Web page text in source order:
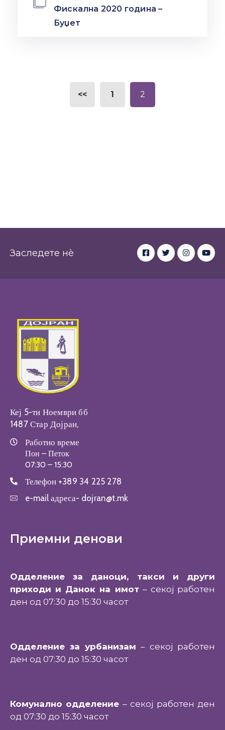
Фискална 2020 година –
Буџет
<< 1 2
Заследете нè
Кеј 5-ти Ноември бб
1487 Стар Дојран,
Работно време
Пон – Петок
07:30 – 15:30
Телефон +389 34 225 278
e-mail адреса- dojran@t.mk
Приемни денови
Одделение за даноци, такси и други
приходи и Данок на имот– секој работен
ден од 07:30 до 15:30 часот
Одделение за урбанизам – секој работен
ден од 07:30 до 15:30 часот
Комунално одделение – секој работен ден
од 07:30 до 15:30 часот